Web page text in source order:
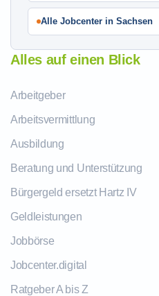
Alle Jobcenter in Sachsen
Alles auf einen Blick
Arbeitgeber
Arbeitsvermittlung
Ausbildung
Beratung und Unterstützung
Bürgergeld ersetzt Hartz IV
Geldleistungen
Jobbörse
Jobcenter.digital
Ratgeber A bis Z